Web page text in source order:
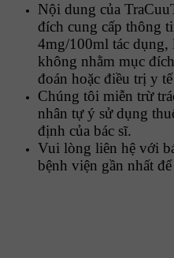
Nội dung của
đích cung cấp thông
4mg/100ml tác dụng,
không nhằm mục
đoán hoặc điều trị y
Chúng tôi miễn trừ
nhân tự ý sử dụng
định của bác sĩ.
Vui lòng liên hệ với
bệnh viện gần nhất